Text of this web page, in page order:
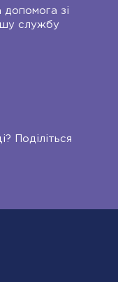
зі
службу
Поділіться